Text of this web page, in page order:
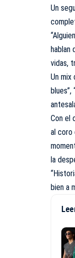
Un
hablan
vidas,
Un mix
blues”,
Con el
al coro
la
bien a